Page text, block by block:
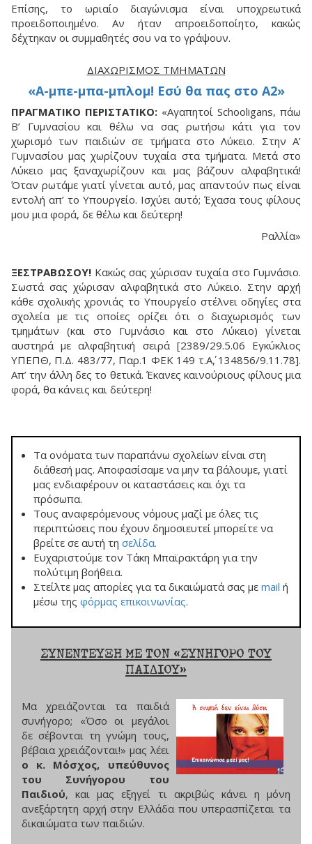
Επίσης, το ωριαίο διαγώνισμα είναι υποχρεωτικά
προειδοποιημένο. Aν ήταν απροειδοποίητο, κακώς
δέχτηκαν οι συμμαθητές σου να το γράψουν.
ΔΙΑΧΩΡΙΣΜΌΣ ΤΜΗΜΆΤΩΝ
«A-μπε-μπα-μπλομ! Eσύ θα πας στο A2»
ΠΡΑΓΜΑΤΙΚΟ ΠΕΡΙΣΤΑΤΙΚΟ: «Αγαπητοί Schooligans, πάω
B’ Γυμνασίου και θέλω να σας ρωτήσω κάτι για τον
χωρισμό των παιδιών σε τμήματα στο Λύκειο. Στην A’
Γυμνασίου μας χωρίζουν τυχαία στα τμήματα. Μετά στο
Λύκειο μας ξαναχωρίζουν και μας βάζουν αλφαβητικά!
Όταν ρωτάμε γιατί γίνεται αυτό, μας απαντούν πως είναι
εντολή απ’ το Υπουργείο. Ισχύει αυτό; Έχασα τους φίλους
μου μια φορά, δε θέλω και δεύτερη!
Ραλλία»
ΞΕΣΤΡΑΒΩΣΟΥ! Κακώς σας χώρισαν τυχαία στο Γυμνάσιο.
Σωστά σας χώρισαν αλφαβητικά στο Λύκειο. Στην αρχή
κάθε σχολικής χρονιάς το Υπουργείο στέλνει οδηγίες στα
σχολεία με τις οποίες ορίζει ότι ο διαχωρισμός των
τμημάτων (και στο Γυμνάσιο και στο Λύκειο) γίνεται
αυστηρά με αλφαβητική σειρά [2389/29.5.06 Εγκύκλιος
ΥΠΕΠΘ, Π.Δ. 483/77, Παρ.1 ΦΕΚ 149 τ.Α΄, 134856/9.11.78].
Aπ’ την άλλη δες το θετικά. Έκανες καινούριους φίλους μια
φορά, θα κάνεις και δεύτερη!
Τα ονόματα των παραπάνω σχολείων είναι στη
διάθεσή μας. Αποφασίσαμε να μην τα βάλουμε, γιατί
μας ενδιαφέρουν οι καταστάσεις και όχι τα
πρόσωπα.
Τους αναφερόμενους νόμους μαζί με όλες τις
περιπτώσεις που έχουν δημοσιευτεί μπορείτε να
βρείτε σε αυτή τη σελίδα.
Ευχαριστούμε τον Τάκη Μπαϊρακτάρη για την
πολύτιμη βοήθεια.
Στείλτε μας απορίες για τα δικαιώματά σας με mail ή
μέσω της φόρμας επικοινωνίας.
ΣYNENTEYΞH ME TON «ΣYNHΓOPO TOY
ΠAIΔIOY»
Μα χρειάζονται τα παιδιά
συνήγορο; «Όσο οι μεγάλοι
δε σέβονται τη γνώμη τους,
βέβαια χρειάζονται!» μας λέει
ο κ. Μόσχος, υπεύθυνος
του Συνήγορου του
Παιδιού, και μας εξηγεί τι ακριβώς κάνει η μόνη
ανεξάρτητη αρχή στην Ελλάδα που υπερασπίζεται τα
δικαιώματα των παιδιών.